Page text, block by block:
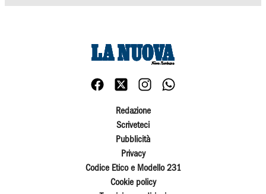
Redazione
Scriveteci
Pubblicità
Privacy
Codice Etico e Modello 231
Cookie policy